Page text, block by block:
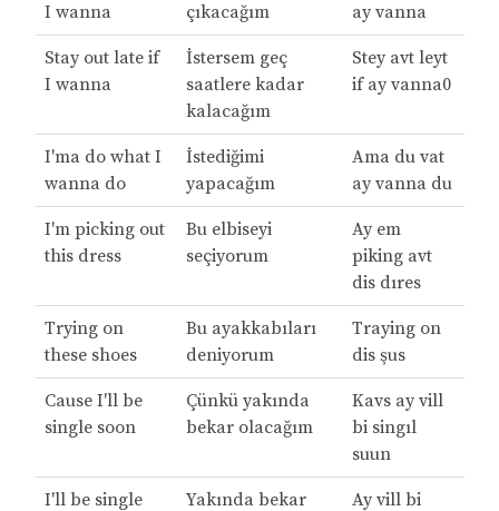
I wanna
çıkacağım
ay vanna
Stay out late if
I wanna
İstersem geç
saatlere kadar
kalacağım
Stey avt leyt
if ay vanna0
I'ma do what I
wanna do
İstediğimi
yapacağım
Ama du vat
ay vanna du
I'm picking out
this dress
Bu elbiseyi
seçiyorum
Ay em
piking avt
dis dıres
Trying on
these shoes
Bu ayakkabıları
deniyorum
Traying on
dis şus
Cause I'll be
single soon
Çünkü yakında
bekar olacağım
Kavs ay vill
bi singıl
suun
I'll be single
Yakında bekar
Ay vill bi